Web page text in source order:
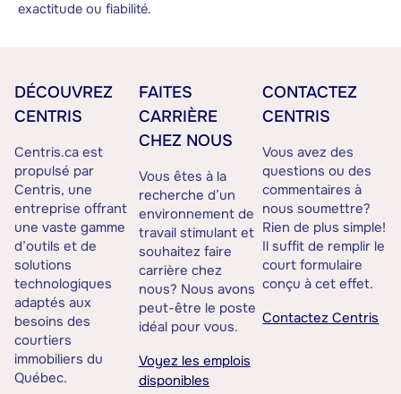
exactitude ou fiabilité.
DÉCOUVREZ
CENTRIS
Centris.ca est
propulsé par
Centris, une
entreprise offrant
une vaste gamme
d’outils et de
solutions
technologiques
adaptés aux
besoins des
courtiers
immobiliers du
Québec.
FAITES
CARRIÈRE
CHEZ NOUS
Vous êtes à la
recherche d’un
environnement de
travail stimulant et
souhaitez faire
carrière chez
nous? Nous avons
peut-être le poste
idéal pour vous.
Voyez les emplois
disponibles
CONTACTEZ
CENTRIS
Vous avez des
questions ou des
commentaires à
nous soumettre?
Rien de plus simple!
Il suffit de remplir le
court formulaire
conçu à cet effet.
Contactez Centris